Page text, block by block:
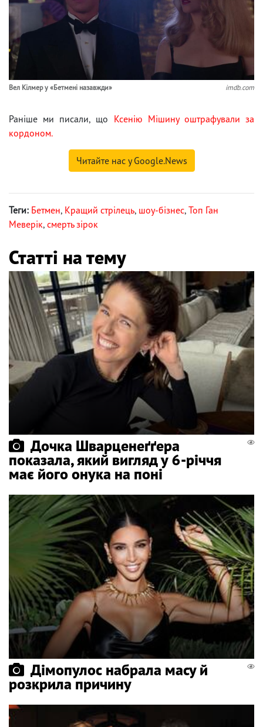
Вел Кілмер у «Бетмені назавжди» imdb.com
Раніше ми писали, що Ксенію Мішину оштрафували за
кордоном.
Читайте нас у Google.News
Теги: Бетмен, Кращий стрілець, шоу-бізнес, Топ Ган
Меверік, смерть зірок
Статті на тему
Дочка Шварценеґґера
показала, який вигляд у 6-річчя
має його онука на поні
Дімопулос набрала масу й
розкрила причину